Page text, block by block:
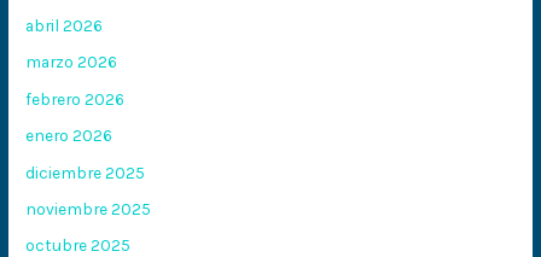
abril 2026
marzo 2026
febrero 2026
enero 2026
diciembre 2025
noviembre 2025
octubre 2025